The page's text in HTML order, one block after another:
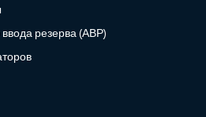
резерва (АВР)